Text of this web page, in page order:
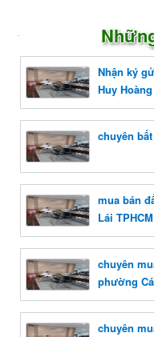
Nhận ký
Huy
chuyên
mua bán
Lái TPHCM
chuyên
phường
chuyên